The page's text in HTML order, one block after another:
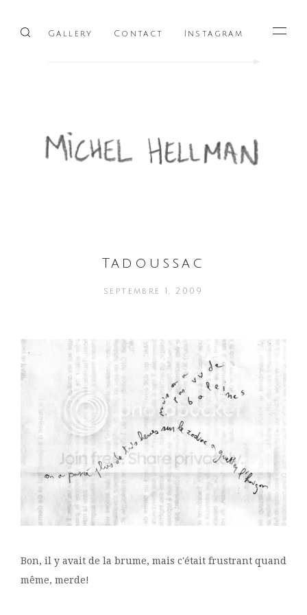
Menu
Gallery Contact Instagram
Tadoussac
septembre 1, 2009
Bon, il y avait de la brume, mais c'était frustrant quand
même, merde!